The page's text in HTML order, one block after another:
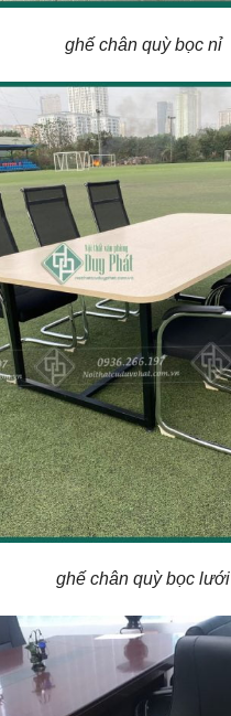
ghế chân quỳ bọc nỉ
ghế chân quỳ bọc lưới